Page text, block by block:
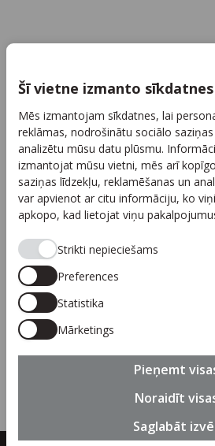
Šī vietne izmanto sīkdatnes
Mēs izmantojam sīkdatnes, lai
reklāmas, nodrošinātu sociālo
analizētu mūsu datu plūsmu.
izmantojat mūsu vietni, mēs arī
saziņas līdzekļu, reklamēšanas un
var apvienot ar citu informāciju, ko
apkopo, kad lietojat viņu
Strikti nepieciešams
Preferences
Statistika
Mārketings
Saglabāt
Noraidīt
Pieņemt
Reklāma
Arhīvs
Sadarbība
Autortiesības
Privātuma politika
Piesakies jaunumiem